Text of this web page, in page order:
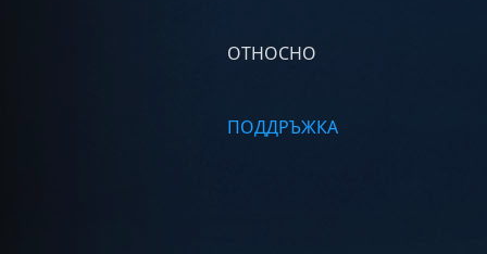
ОТНОСНО
ПОДДРЪЖКА